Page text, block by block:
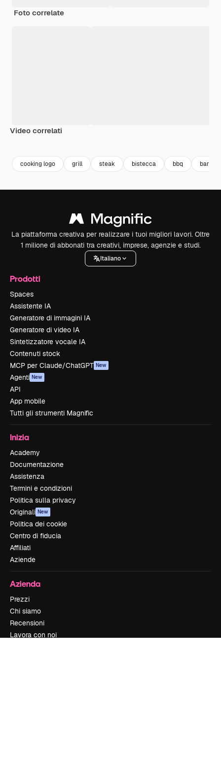
Foto correlate
Video correlati
cooking logo grill steak bistecca bbq
La piattaforma creativa per realizzare i tuoi migliori lavori. Oltre
1 milione di abbonati tra creativi, imprese, agenzie e studi.
Italiano
Prodotti
Spaces
Assistente IA
Generatore di immagini IA
Generatore di video IA
Sintetizzatore vocale IA
Contenuti stock
MCP per Claude/ChatGPT New
Agenti New
API
App mobile
Tutti gli strumenti Magnific
Inizia
Academy
Documentazione
Assistenza
Termini e condizioni
Politica sulla privacy
Originali New
Politica dei cookie
Centro di fiducia
Affiliati
Aziende
Azienda
Prezzi
Chi siamo
Recensioni
Lavora con noi